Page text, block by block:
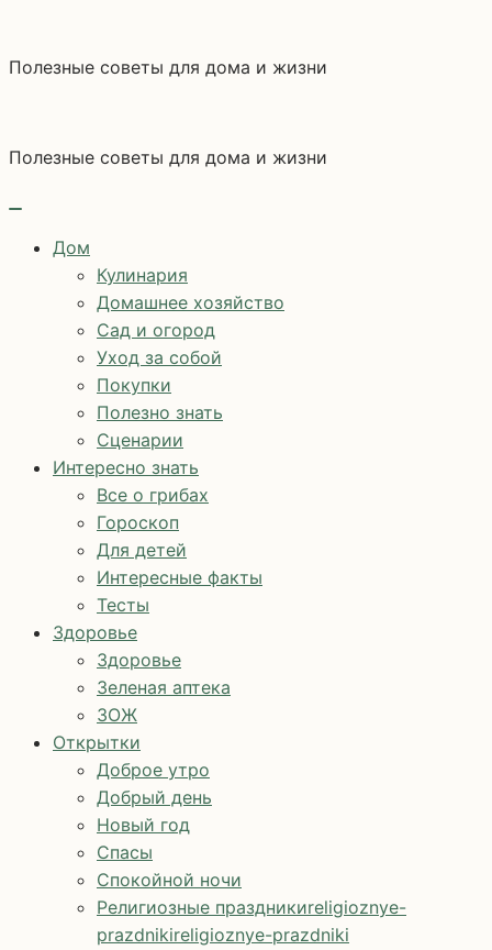
содержимому
Полезные советы для дома и жизни
Полезные советы для дома и жизни
Дом
Кулинария
Домашнее хозяйство
Сад и огород
Уход за собой
Покупки
Полезно знать
Сценарии
Интересно знать
Все о грибах
Гороскоп
Для детей
Интересные факты
Тесты
Здоровье
Здоровье
Зеленая аптека
ЗОЖ
Открытки
Доброе утро
Добрый день
Новый год
Спасы
Спокойной ночи
Религиозные праздникиreligioznye-
prazdnikireligioznye-prazdniki